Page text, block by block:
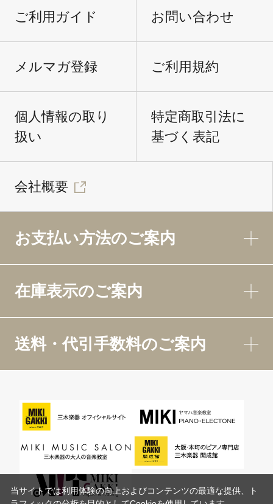
ご利用ガイド お問い合わせ
メルマガ登録 ご利用規約
個人情報の取り
扱い
特定商取引法に
基づく表記
会社概要
お支払い方法のご案内
在庫表示のご案内
送料・代引手数料のご案内
当サイトでは利用体験の向上およびコンテンツの最適な提供、ト